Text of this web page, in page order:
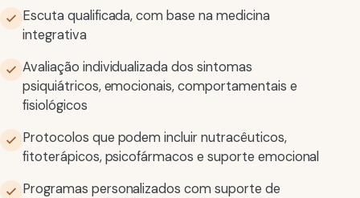
Escuta qualificada, com base na medicina
integrativa
Avaliação individualizada dos sintomas
psiquiátricos, emocionais, comportamentais e
fisiológicos
Protocolos que podem incluir nutracêuticos,
fitoterápicos, psicofármacos e suporte emocional
Programas personalizados com suporte de